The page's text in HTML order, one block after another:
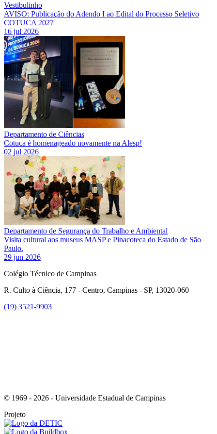
Vestibulinho
AVISO: Publicação do Adendo I ao Edital do Processo Seletivo
COTUCA 2027
16 jul 2026
Departamento de Ciências
Cotuca é homenageado novamente na Alesp!
02 jul 2026
Departamento de Segurança do Trabalho e Ambiental
Visita cultural aos museus MASP e Pinacoteca do Estado de São
Paulo.
29 jun 2026
Colégio Técnico de Campinas
R. Culto à Ciência, 177 - Centro, Campinas - SP, 13020-060
(19) 3521-9903
© 1969 - 2026 - Universidade Estadual de Campinas
Projeto